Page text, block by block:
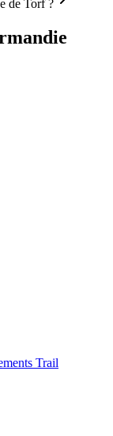
de Torf ?
Trail